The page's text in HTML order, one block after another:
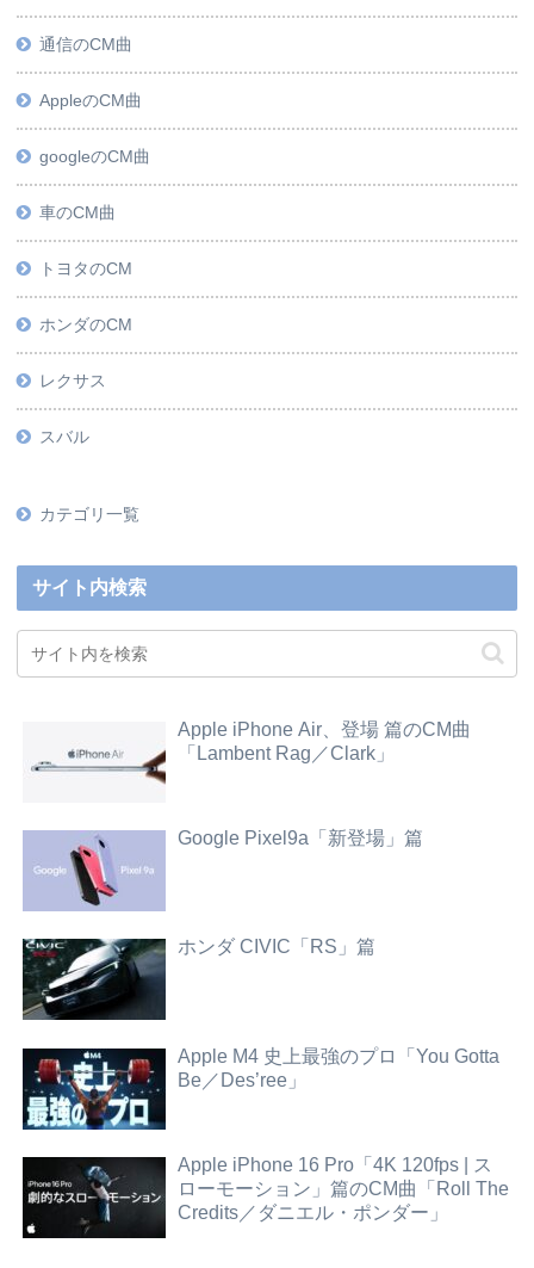
通信のCM曲
AppleのCM曲
googleのCM曲
車のCM曲
トヨタのCM
ホンダのCM
レクサス
スバル
カテゴリ一覧
サイト内検索
Apple iPhone Air、登場 篇のCM曲
「Lambent Rag／Clark」
Google Pixel9a「新登場」篇
ホンダ CIVIC「RS」篇
Apple M4 史上最強のプロ「You Gotta
Be／Des’ree」
Apple iPhone 16 Pro「4K 120fps | ス
ローモーション」篇のCM曲「Roll The
Credits／ダニエル・ポンダー」